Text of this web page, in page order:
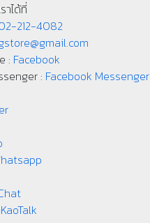
าได้ที่
212-4082
: Facebook
: Facebook Messenger